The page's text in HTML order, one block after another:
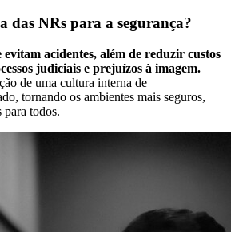
das NRs para a segurança?
evitam acidentes, além de reduzir custos
judiciais e prejuízos à imagem.
de uma cultura interna de
tornando os ambientes mais seguros,
para todos.